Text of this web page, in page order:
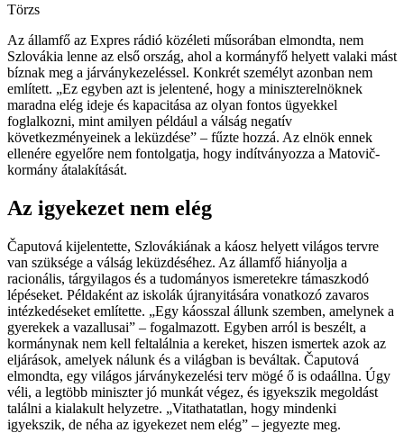
Törzs
Az államfő az Expres rádió közéleti műsorában elmondta, nem
Szlovákia lenne az első ország, ahol a kormányfő helyett valaki mást
bíznak meg a járványkezeléssel. Konkrét személyt azonban nem
említett. „Ez egyben azt is jelentené, hogy a miniszterelnöknek
maradna elég ideje és kapacitása az olyan fontos ügyekkel
foglalkozni, mint amilyen például a válság negatív
következményeinek a leküzdése” – fűzte hozzá. Az elnök ennek
ellenére egyelőre nem fontolgatja, hogy indítványozza a Matovič-
kormány átalakítását.
Az igyekezet nem elég
Čaputová kijelentette, Szlovákiának a káosz helyett világos tervre
van szüksége a válság leküzdéséhez. Az államfő hiányolja a
racionális, tárgyilagos és a tudományos ismeretekre támaszkodó
lépéseket. Példaként az iskolák újranyitására vonatkozó zavaros
intézkedéseket említette. „Egy káosszal állunk szemben, amelynek a
gyerekek a vazallusai” – fogalmazott. Egyben arról is beszélt, a
kormánynak nem kell feltalálnia a kereket, hiszen ismertek azok az
eljárások, amelyek nálunk és a világban is beváltak. Čaputová
elmondta, egy világos járványkezelési terv mögé ő is odaállna. Úgy
véli, a legtöbb miniszter jó munkát végez, és igyekszik megoldást
találni a kialakult helyzetre. „Vitathatatlan, hogy mindenki
igyekszik, de néha az igyekezet nem elég” – jegyezte meg.